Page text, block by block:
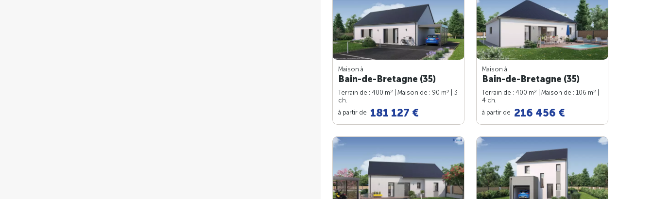
Maison à
Bain-de-Bretagne (35)
Terrain de : 400 m2 | Maison de : 90 m2
| 3
ch.
à partir de 181 127 €
Maison à
Bain-de-Bretagne (35)
Terrain de : 400 m2 | Maison de : 106 m2
4 ch.
à partir de 216 456 €